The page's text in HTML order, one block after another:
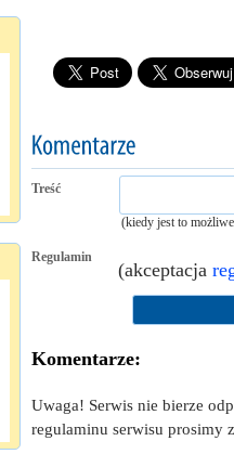
Treść
(kiedy jest to
Regulamin
(akceptacja
Komentarze:
Uwaga! Serwis nie bierze
regulaminu serwisu prosimy